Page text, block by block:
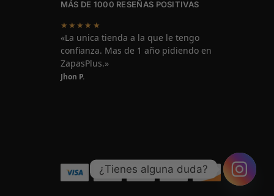
MÁS DE 1000 RESEÑAS POSITIVAS
★★★★★
«La unica tienda a la que le tengo
confianza. Mas de 1 año pidiendo en
ZapasPlus.»
Jhon P.
¿Tienes alguna duda?